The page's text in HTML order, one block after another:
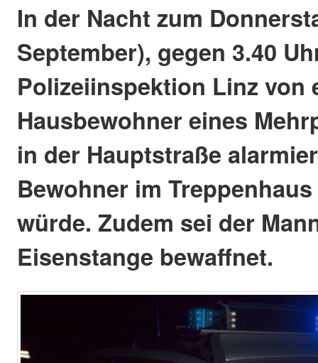
In der Nacht zum
September), gegen 3.40
Polizeiinspektion Linz von
Hausbewohner eines
in der Hauptstraße
Bewohner im
würde. Zudem sei der
Eisenstange bewaffnet.